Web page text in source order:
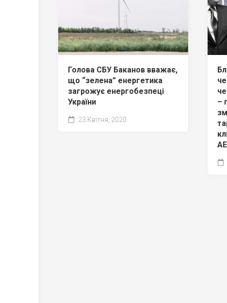
Голова СБУ Баканов вважає,
що “зелена” енергетика
загрожує енергобезпеці
України
23 Квітня, 2020
–